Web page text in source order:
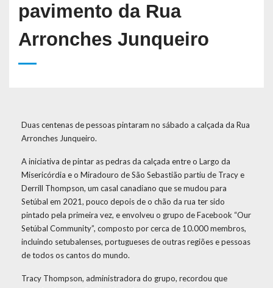
pavimento da Rua
Arronches Junqueiro
Duas centenas de pessoas pintaram no sábado a calçada da Rua
Arronches Junqueiro.
A iniciativa de pintar as pedras da calçada entre o Largo da
Misericórdia e o Miradouro de São Sebastião partiu de Tracy e
Derrill Thompson, um casal canadiano que se mudou para
Setúbal em 2021, pouco depois de o chão da rua ter sido
pintado pela primeira vez, e envolveu o grupo de Facebook “Our
Setúbal Community”, composto por cerca de 10.000 membros,
incluindo setubalenses, portugueses de outras regiões e pessoas
de todos os cantos do mundo.
Tracy Thompson, administradora do grupo, recordou que